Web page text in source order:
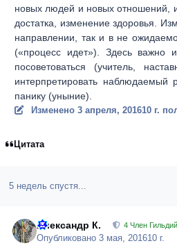
новых людей и новых отношений,
достатка, изменение здоровья.
направлении, так и в не
(«процесс идет»). Здесь важно
посоветоваться (учитель,
интерпретировать наблюдаемый
панику (уныние).
Изменено 3 апреля, 201610 г.
Цитата
5 недель спустя...
Александр К. 4 Член Гильдий
Опубликовано3 мая, 201610 г.